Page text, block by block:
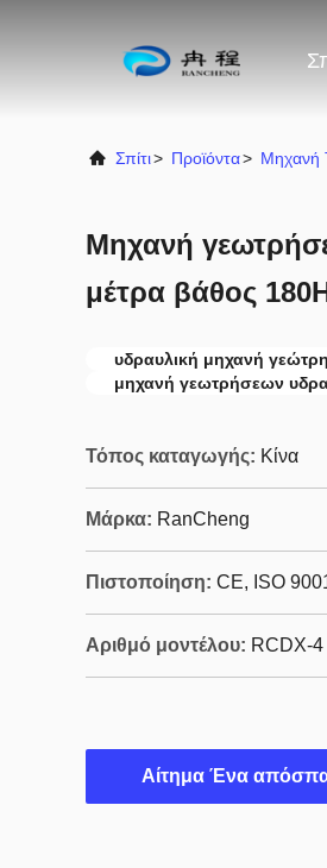
Σπίτι> Προϊόντα> Μηχανή
Μηχανή
μέτρα βάθος
υδραυλική μηχανή
μηχανή γεωτρήσεων
Τόπος καταγωγής: Κίνα
Μάρκα: RanCheng
Πιστοποίηση: CE, ISO
Αριθμό μοντέλου: RCDX-4
Αίτημα Ένα